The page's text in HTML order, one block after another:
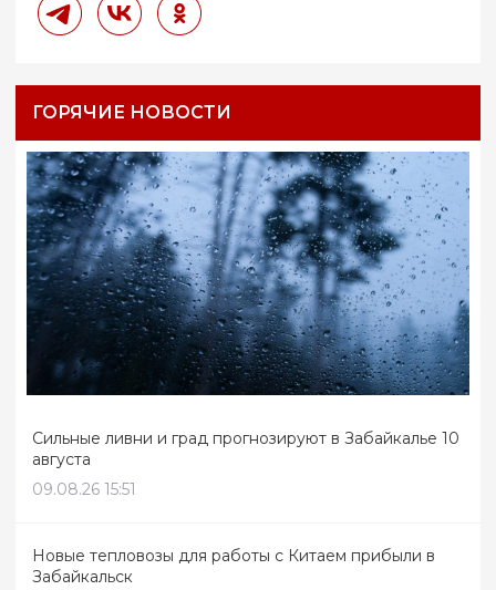
ГОРЯЧИЕ НОВОСТИ
Сильные ливни и град прогнозируют в Забайкалье 10
августа
09.08.26 15:51
Новые тепловозы для работы с Китаем прибыли в
Забайкальск